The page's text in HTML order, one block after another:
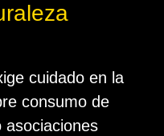
cuidado en la
consumo de
asociaciones